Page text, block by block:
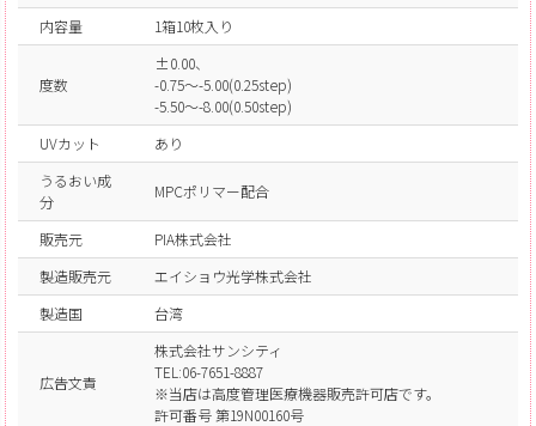
内容量 1箱10枚入り
度数
±0.00、
-0.75～-5.00(0.25step)
-5.50～-8.00(0.50step)
UVカット
あり
うるおい成
分
MPCポリマー配合
販売元
PIA株式会社
製造販売元
エイショウ光学株式会社
製造国
台湾
広告文責
株式会社サンシティ
TEL:06-7651-8887
※当店は高度管理医療機器販売許可店です。
許可番号 第19N00160号